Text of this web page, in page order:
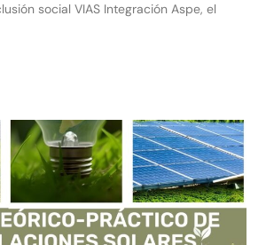
social VIAS Integración Aspe, el